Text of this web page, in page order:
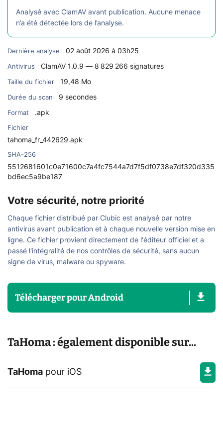
Analysé avec ClamAV avant publication. Aucune menace
n’a été détectée lors de l’analyse.
Dernière analyse 02 août 2026 à 03h25
Antivirus ClamAV 1.0.9 — 8 829 266 signatures
Taille du fichier 19,48 Mo
Durée du scan 9 secondes
Format .apk
Fichier
tahoma_fr_442629.apk
SHA-256
5512681601c0e71600c7a4fc7544a7d7f5df0738e7df320d335
bd6ec5a9be187
Votre sécurité, notre priorité
Chaque fichier distribué par Clubic est analysé par notre
antivirus avant publication et à chaque nouvelle version mise en
ligne. Ce fichier provient directement de l'éditeur officiel et a
passé l'intégralité de nos contrôles de sécurité, sans aucun
signe de virus, malware ou spyware.
TéléchargerpourAndroid
TaHoma : également disponible sur...
TaHoma pour iOS